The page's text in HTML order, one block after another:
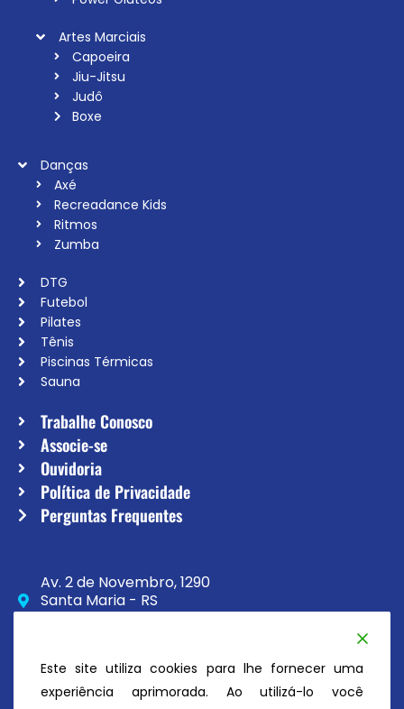
Artes Marciais
Capoeira
Jiu-Jitsu
Judô
Boxe
Danças
Axé
Recreadance Kids
Ritmos
Zumba
DTG
Futebol
Pilates
Tênis
Piscinas Térmicas
Sauna
Trabalhe Conosco
Associe-se
Ouvidoria
Política de Privacidade
Perguntas Frequentes
Av. 2 de Novembro, 1290
Santa Maria - RS
CEP 97020-230
secretaria@atc.esp.br
Este site utiliza cookies para lhe fornecer uma
experiência aprimorada. Ao utilizá-lo você